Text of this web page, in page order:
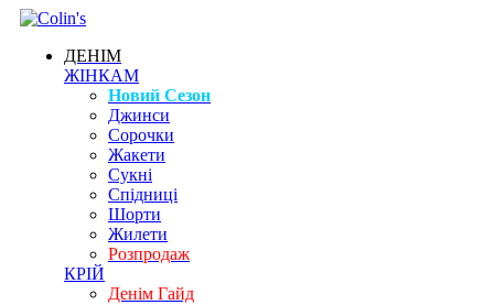
ДЕНІМ
ЖІНКАМ
Новий Сезон
Джинси
Сорочки
Жакети
Сукні
Спідниці
Шорти
Жилети
Розпродаж
КРІЙ
Денім Гайд